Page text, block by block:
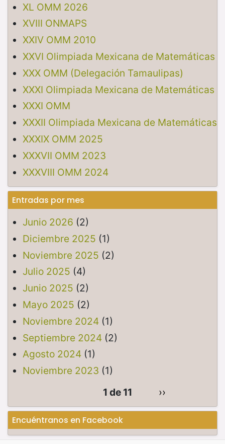
XL OMM 2026
XVIII ONMAPS
XXIV OMM 2010
XXVI Olimpiada Mexicana de Matemáticas
XXX OMM (Delegación Tamaulipas)
XXXI Olimpiada Mexicana de Matemáticas
XXXI OMM
XXXII Olimpiada Mexicana de Matemáticas
XXXIX OMM 2025
XXXVII OMM 2023
XXXVIII OMM 2024
Entradas por mes
Junio 2026 (2)
Diciembre 2025 (1)
Noviembre 2025 (2)
Julio 2025 (4)
Junio 2025 (2)
Mayo 2025 (2)
Noviembre 2024(1)
Septiembre 2024(2)
Agosto 2024(1)
Noviembre 2023 (1)
1 de 11
››
Encuéntranos en Facebook